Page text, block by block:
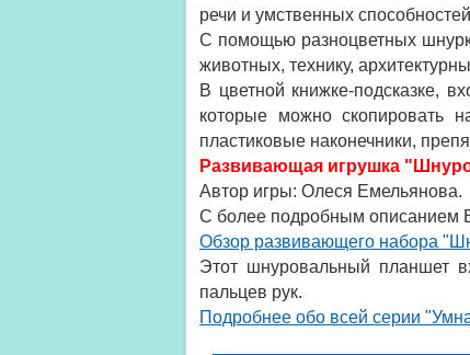
речи и умственных
С помощью разноцветных
животных, технику,
В цветной книжке-подсказке,
которые можно скопировать
пластиковые наконечники,
Развивающая игрушка
Автор игры: Олеся Емельянова.
С более подробным описанием
Обзор развивающего набора
Этот шнуровальный планшет
пальцев рук.
Подробнее обо всей серии